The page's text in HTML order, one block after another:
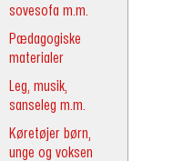
sovesofa m.m.
Pædagogiske
materialer
Leg, musik,
sanseleg m.m.
Køretøjer børn,
unge og voksen